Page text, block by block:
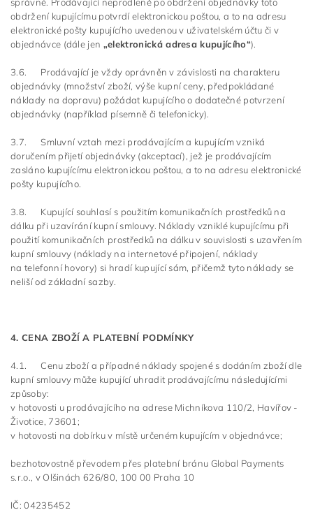
obdržení kupujícímu potvrdí elektronickou poštou, a to na adresu
elektronické pošty kupujícího uvedenou v uživatelském účtu či v
objednávce (dále jen „elektronická adresa kupujícího“).
3.6. Prodávající je vždy oprávněn v závislosti na charakteru
objednávky (množství zboží, výše kupní ceny, předpokládané
náklady na dopravu) požádat kupujícího o dodatečné potvrzení
objednávky (například písemně či telefonicky).
3.7. Smluvní vztah mezi prodávajícím a kupujícím vzniká
doručením přijetí objednávky (akceptací), jež je prodávajícím
zasláno kupujícímu elektronickou poštou, a to na adresu elektronické
pošty kupujícího.
3.8. Kupující souhlasí s použitím komunikačních prostředků na
dálku při uzavírání kupní smlouvy. Náklady vzniklé kupujícímu při
použití komunikačních prostředků na dálku v souvislosti s uzavřením
kupní smlouvy (náklady na internetové připojení, náklady
na telefonní hovory) si hradí kupující sám, přičemž tyto náklady se
neliší od základní sazby.
4. CENA ZBOŽÍ A PLATEBNÍ PODMÍNKY
4.1. Cenu zboží a případné náklady spojené s dodáním zboží dle
kupní smlouvy může kupující uhradit prodávajícímu následujícími
způsoby:
v hotovosti u prodávajícího na adrese Michníkova 110/2, Havířov -
Životice, 73601;
v hotovosti na dobírku v místě určeném kupujícím v objednávce;
bezhotovostně převodem přes platební bránu Global Payments
s.r.o., v Olšinách 626/80, 100 00 Praha 10
IČ: 04235452